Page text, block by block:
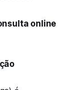
online